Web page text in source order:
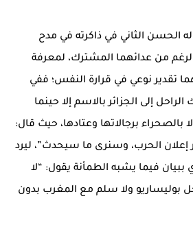
الحسن الثاني في ذاكرته في مدح
من عدائهما المشترك، لمعرفة
تقدير نوعي في قرارة النفس؛ ففي
إلى الجزائر بالاسم إلا حينما
برجالاتها وعتادها، حيث قال:
إعلان الحرب، وسنرى ما سيحدث”، ليرد
ببيان فيما يشبه الطمأنة يقول: “لا
بوليساريو ولا سلم مع المغرب بدون